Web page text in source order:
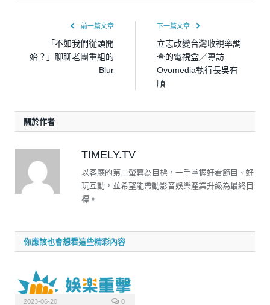
前一篇文章
「不如我們從頭開
始？」聊聊老團重組的
Blur
下一篇文章
立志改變台灣收視率調
查的電視盒／專訪
Ovomedia執行長吳有
順
關於作者
TIMELY.TV
以客廳的第二螢幕為目標，一手掌握好看節目、好
玩互動，並希望能帶動影音娛樂產業升級為最終目
標。
你應該也會想看這些精彩內容
2023-06-20 0